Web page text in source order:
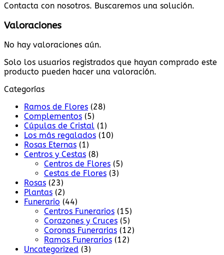
Contacta con nosotros. Buscaremos una solución.
Valoraciones
No hay valoraciones aún.
Solo los usuarios registrados que hayan comprado este
producto pueden hacer una valoración.
Categorías
Ramos de Flores (28)
Complementos (5)
Cúpulas de Cristal (1)
Los más regalados (10)
Rosas Eternas (1)
Centros y Cestas (8)
Centros de Flores (5)
Cestas de Flores (3)
Rosas (23)
Plantas (2)
Funerario (44)
Centros Funerarios (15)
Corazones y Cruces (5)
Coronas Funerarias (12)
Ramos Funerarios (12)
Uncategorized (3)